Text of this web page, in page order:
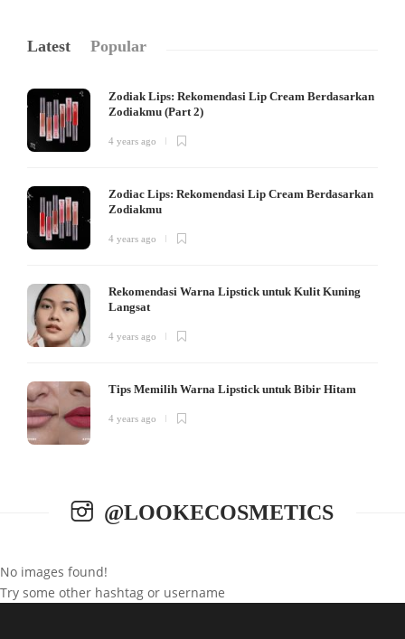
Latest Popular
Zodiak Lips: Rekomendasi Lip Cream Berdasarkan
Zodiakmu (Part 2)
4 years ago
Zodiac Lips: Rekomendasi Lip Cream Berdasarkan
Zodiakmu
4 years ago
Rekomendasi Warna Lipstick untuk Kulit Kuning
Langsat
4 years ago
Tips Memilih Warna Lipstick untuk Bibir Hitam
4 years ago
@LOOKECOSMETICS
No images found!
Try some other hashtag or username